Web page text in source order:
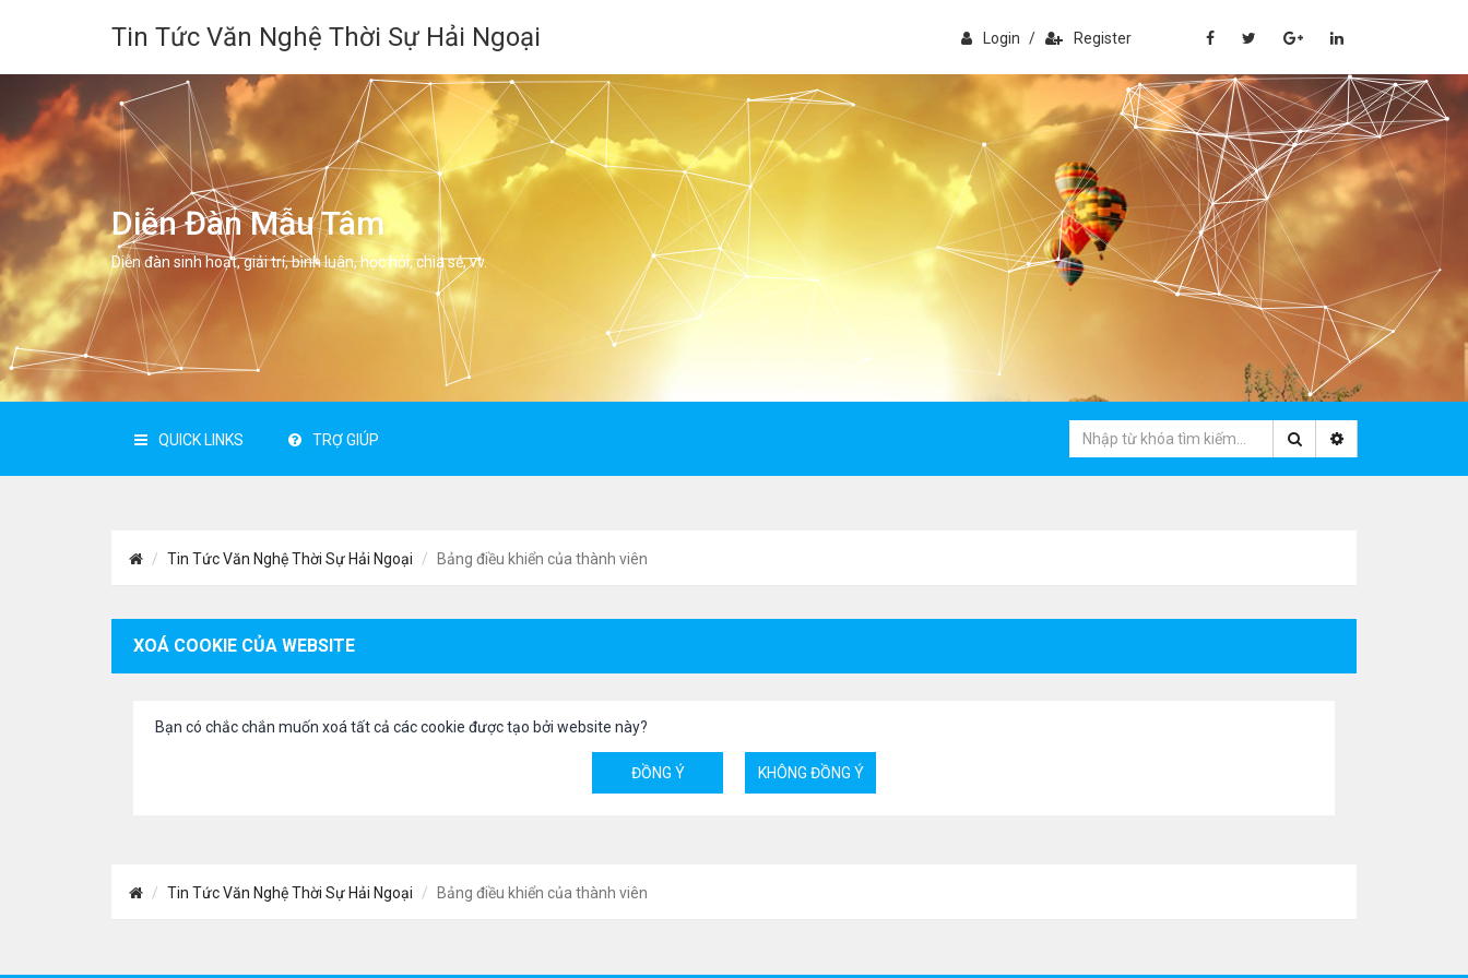
Tin Tức Văn Nghệ Thời Sự Hải Ngoại Login / Register
Diễn Đàn Mẫu Tâm
Diễn đàn sinh hoạt, giải trí, bình luân, học hỏi, chia sẻ, vv.
QUICK LINKS TRỢ GIÚP
Tin Tức Văn Nghệ Thời Sự Hải Ngoại Bảng điều khiển của thành viên
XOÁ COOKIE CỦA WEBSITE
Bạn có chắc chắn muốn xoá tất cả các cookie được tạo bởi website này?
Tin Tức Văn Nghệ Thời Sự Hải Ngoại Bảng điều khiển của thành viên